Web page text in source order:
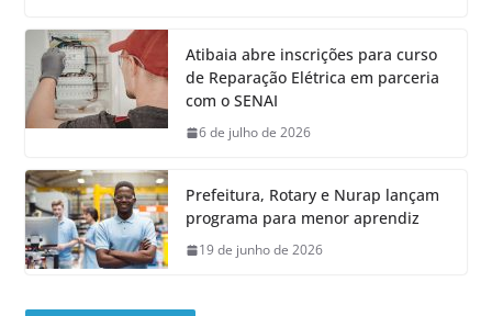
Atibaia abre inscrições para curso
de Reparação Elétrica em parceria
com o SENAI
6 de julho de 2026
Prefeitura, Rotary e Nurap lançam
programa para menor aprendiz
19 de junho de 2026